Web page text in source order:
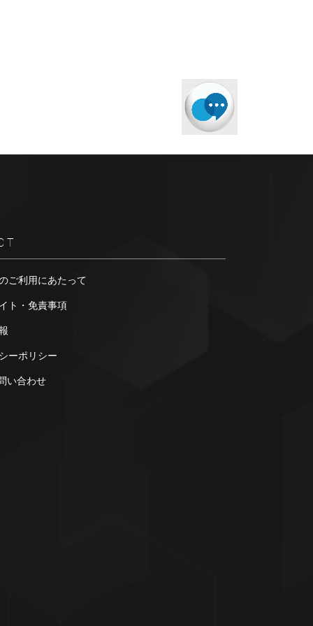
ご利用にあたって
ト・免責事項
ーポリシー
い合わせ